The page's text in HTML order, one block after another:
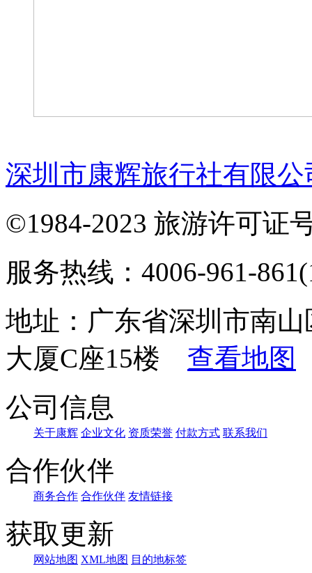
深圳市康辉旅行社有限
©1984-2023 旅游许可证
服务热线：4006-961-
地址：广东省深圳市南
大厦C座15楼 查看地图
公司信息
关于康辉 企业文化 资质荣誉 付款方式 联系我们
合作伙伴
商务合作 合作伙伴 友情链接
获取更新
网站地图 XML地图 目的地标签